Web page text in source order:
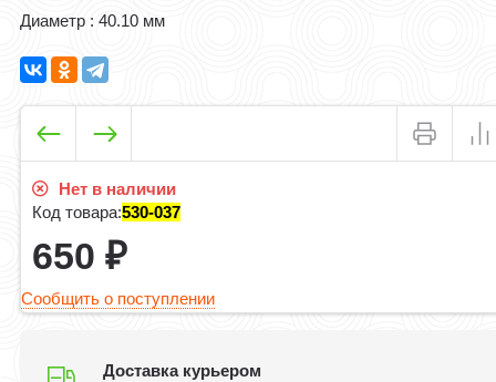
Диаметр : 40.10 мм
Нет в наличии
Код товара:530-037
650₽
Сообщить о поступлении
Доставка курьером